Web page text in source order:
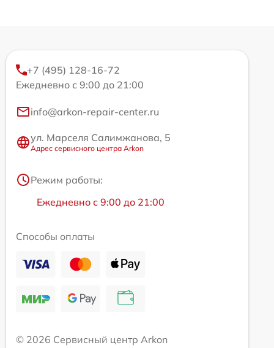
+7 (495) 128-16-72
Ежедневно с 9:00 до 21:00
info@arkon-repair-center.ru
ул. Марселя Салимжанова, 5
Адрес сервисного центра Arkon
Режим работы:
Ежедневно с 9:00 до 21:00
Способы оплаты
© 2026 Сервисный центр Arkon